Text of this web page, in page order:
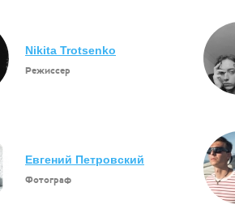
Nikita Trotsenko
Режиссер
Евгений Петровский
Фотограф